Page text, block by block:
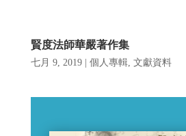
賢度法師華嚴著作集
七月 9, 2019| 個人專輯, 文獻資料